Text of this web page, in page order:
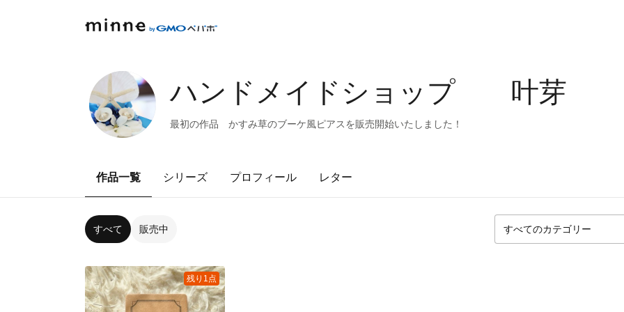
ハンドメイドショップ 叶芽
最初の作品 かすみ草のブーケ風ピアスを販売開始いたしました！
作品一覧 シリーズ プロフィール レター
すべて 販売中
残り1点